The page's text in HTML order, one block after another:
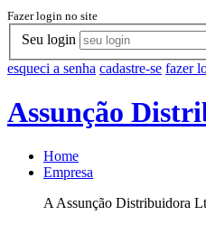
Fazer login no site
Seu login
esqueci a senha cadastre-se fazer
Assunção
Home
Empresa
A Assunção Distribuidora